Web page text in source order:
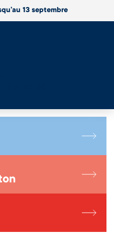
13 septembre